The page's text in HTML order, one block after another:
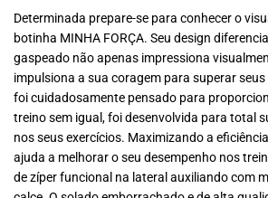
Determinada prepare-se para conhecer o
botinha MINHA FORÇA. Seu design
gaspeado não apenas impressiona
impulsiona a sua coragem para superar
foi cuidadosamente pensado para
treino sem igual, foi desenvolvida para total
nos seus exercícios. Maximizando a
ajuda a melhorar o seu desempenho nos
de zíper funcional na lateral auxiliando com